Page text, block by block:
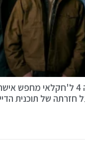
האם תהיה עונה 4 ל'חקלאי
של תוכנית